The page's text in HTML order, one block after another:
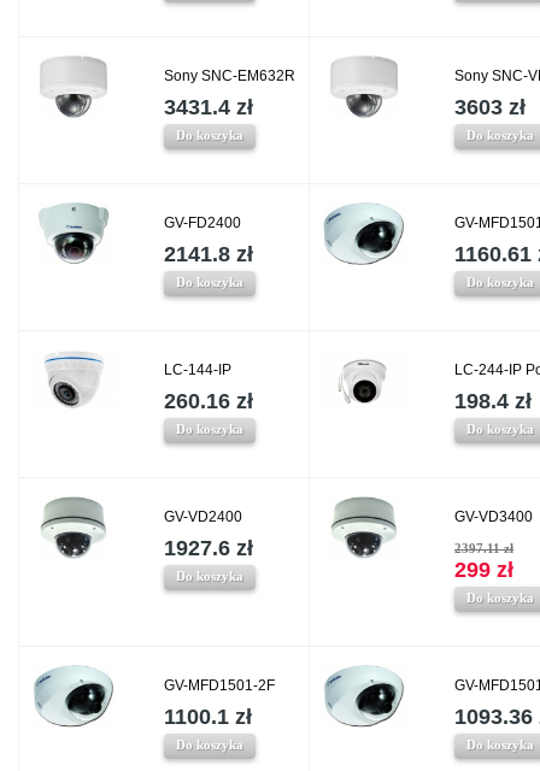
Sony SNC-EM632R
3431.4 zł
Do koszyka
Sony SNC-
3603 zł
Do koszyka
GV-FD2400
2141.8 zł
Do koszyka
GV-
1160.61
Do koszyka
LC-144-IP
260.16 zł
Do koszyka
LC-244-IP
198.4 zł
Do koszyka
GV-VD2400
1927.6 zł
Do koszyka
GV-VD3400
2397.11 zł
299 zł
Do koszyka
GV-MFD1501-2F
1100.1 zł
Do koszyka
GV-
1093.36
Do koszyka